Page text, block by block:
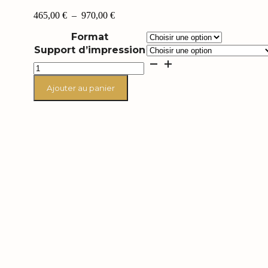
465,00 € – 970,00 €Plage
465,00 €
Format
Support d’impression
quantité
de
Motörhead
"Smoke
Ajouter au panier